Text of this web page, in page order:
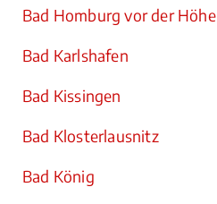
Bad Homburg vor der Höhe
Bad Karlshafen
Bad Kissingen
Bad Klosterlausnitz
Bad König